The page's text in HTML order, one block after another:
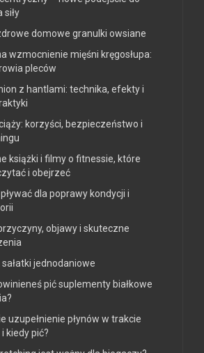
siły
domowe granulki owsiane
wzmocnienie mięśni kręgosłupa:
pleców
z hantlami: technika, efekty i
korzyści, bezpieczeństwo i
książki i filmy o fitnessie, które
i obejrzeć
dla poprawy kondycji i
objawy i skuteczne
jednodaniowe
pić suplementy białkowe
uzupełnienie płynów w trakcie
kiedy pić?